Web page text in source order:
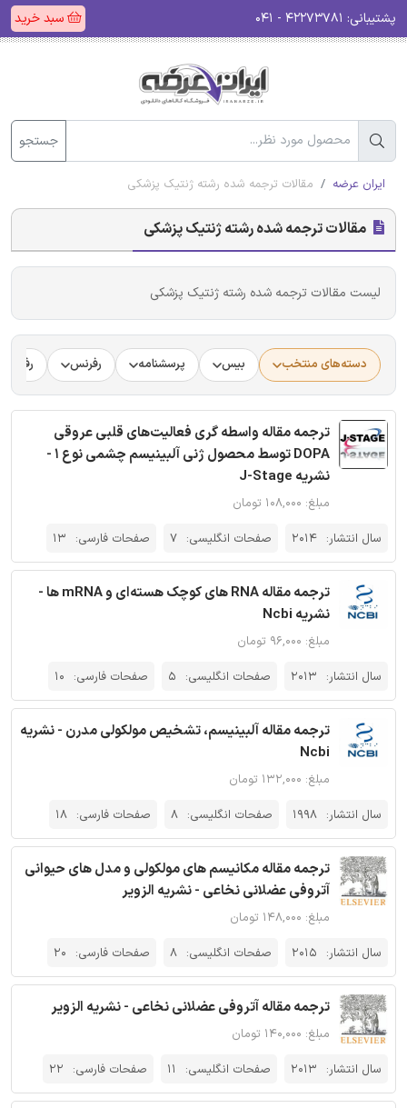
پشتیبانی: سبد خرید
جستجو
ایران عرضه مقالات ترجمه شده رشته ژنتیک پزشکی
مقالات ترجمه شده رشته ژنتیک پزشکی
لیست مقالات ترجمه شده رشته ژنتیک پزشکی
دسته‌های منتخب بیس پرسشنامه رفرنس
ترجمه مقاله واسطه گری فعالیت‌های قلبی عروقی
DOPA توسط محصول ژنی آلبینیسم چشمی نوع 1 -
نشریه J-Stage
مبلغ: ۱۰۸,۰۰۰ تومان
سال انتشار: 2014 صفحات انگلیسی: 7 صفحات فارسی: 13
ترجمه مقاله RNA های کوچک هسته‌ای و mRNA ها -
نشریه Ncbi
مبلغ: ۹۶,۰۰۰ تومان
سال انتشار: 2013 صفحات انگلیسی: 5 صفحات فارسی: 10
ترجمه مقاله آلبینیسم، تشخیص مولکولی مدرن - نشریه
Ncbi
مبلغ: ۱۳۲,۰۰۰ تومان
سال انتشار: 1998 صفحات انگلیسی: 8 صفحات فارسی: 18
ترجمه مقاله مکانیسم های مولکولی و مدل های حیوانی
آتروفی عضلانی نخاعی - نشریه الزویر
مبلغ: ۱۴۸,۰۰۰ تومان
سال انتشار: 2015 صفحات انگلیسی: 8 صفحات فارسی: 20
ترجمه مقاله آتروفی عضلانی نخاعی - نشریه الزویر
مبلغ: ۱۴۰,۰۰۰ تومان
سال انتشار: 2013 صفحات انگلیسی: 11 صفحات فارسی: 22